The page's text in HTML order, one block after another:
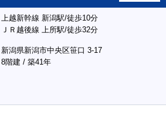
上越新幹線 新潟駅/徒歩10分
ＪＲ越後線 上所駅/徒歩32分
新潟県新潟市中央区笹口 3-17
8階建 / 築41年